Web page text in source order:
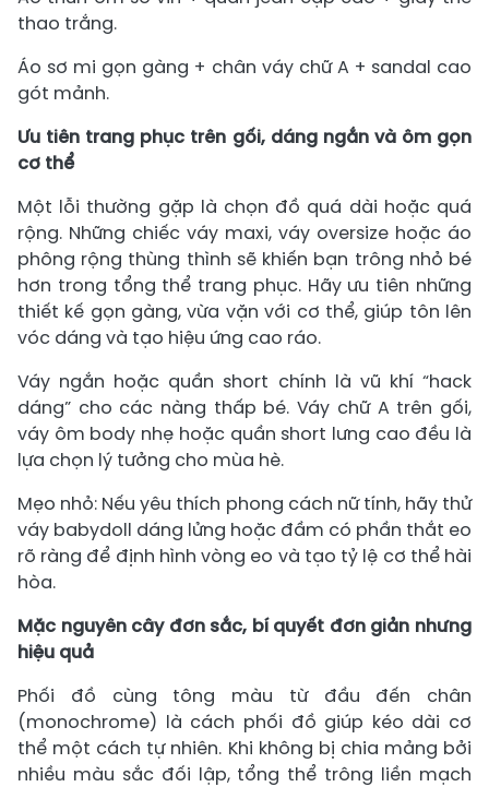
thao trắng.
Áo sơ mi gọn gàng + chân váy chữ A + sandal cao
gót mảnh.
Ưu tiên trang phục trên gối, dáng ngắn và ôm gọn
cơ thể
Một lỗi thường gặp là chọn đồ quá dài hoặc quá
rộng. Những chiếc váy maxi, váy oversize hoặc áo
phông rộng thùng thình sẽ khiến bạn trông nhỏ bé
hơn trong tổng thể trang phục. Hãy ưu tiên những
thiết kế gọn gàng, vừa vặn với cơ thể, giúp tôn lên
vóc dáng và tạo hiệu ứng cao ráo.
Váy ngắn hoặc quần short chính là vũ khí “hack
dáng” cho các nàng thấp bé. Váy chữ A trên gối,
váy ôm body nhẹ hoặc quần short lưng cao đều là
lựa chọn lý tưởng cho mùa hè.
Mẹo nhỏ: Nếu yêu thích phong cách nữ tính, hãy thử
váy babydoll dáng lửng hoặc đầm có phần thắt eo
rõ ràng để định hình vòng eo và tạo tỷ lệ cơ thể hài
hòa.
Mặc nguyên cây đơn sắc, bí quyết đơn giản nhưng
hiệu quả
Phối đồ cùng tông màu từ đầu đến chân
(monochrome) là cách phối đồ giúp kéo dài cơ
thể một cách tự nhiên. Khi không bị chia mảng bởi
nhiều màu sắc đối lập, tổng thể trông liền mạch